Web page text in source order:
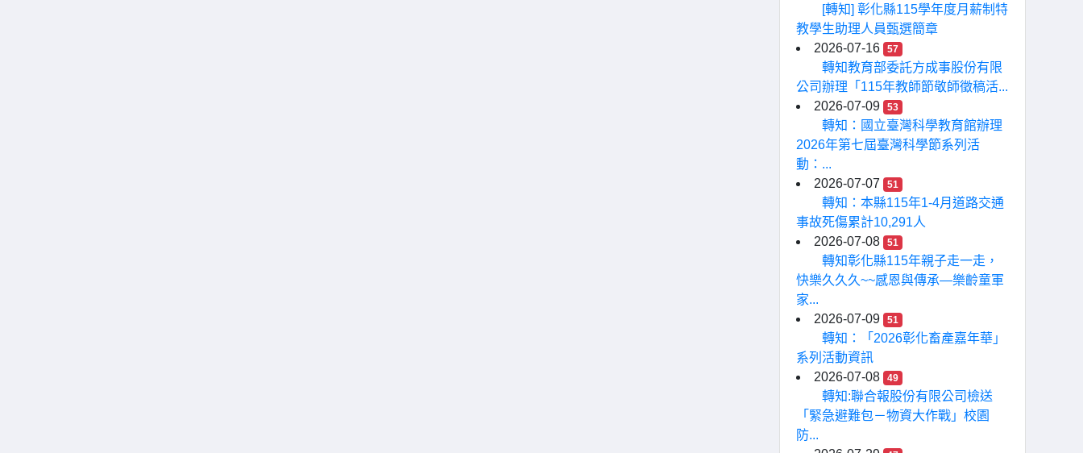
[轉知] 彰化縣115學年度月薪制特
教學生助理人員甄選簡章
2026-07-16
57
轉知教育部委託方成事股份有限
公司辦理「115年教師節敬師徵稿活...
2026-07-09
53
轉知：國立臺灣科學教育館辦理
2026年第七屆臺灣科學節系列活
動：...
2026-07-07
51
轉知：本縣115年1-4月道路交通
事故死傷累計10,291人
2026-07-08
51
轉知彰化縣115年親子走一走，
快樂久久久~~感恩與傳承—樂齡童軍
家...
2026-07-09
51
轉知：「2026彰化畜產嘉年華」
系列活動資訊
2026-07-08
49
轉知:聯合報股份有限公司檢送
「緊急避難包－物資大作戰」校園
防...